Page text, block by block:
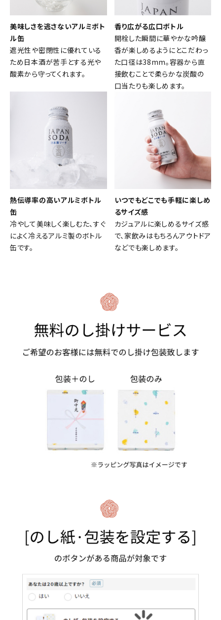
アルコール度数
精米歩合
価格から探す
美味しさを逃さないアルミボト
ル缶
遮光性や密閉性に優れている
ため日本酒が苦手とする光や
酸素から守ってくれます。
香り広がる広口ボトル
開栓した瞬間に華やかな吟醸
香が楽しめるようにとこだわっ
た口径は38mm。容器から直
接飲むことで柔らかな炭酸の
口当たりも楽しめます。
熱伝導率の高いアルミボトル
缶
冷やして美味しく楽しむた、すぐ
によく冷えるアルミ製のボトル
缶です。
いつでもどこでも手軽に楽しめ
るサイズ感
カジュアルに楽しめるサイズ感
で、家飲みはもちろんアウトドア
などでも楽しめます。